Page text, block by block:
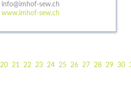
info@imhof-sew.ch
www.imhof-sew.ch
20 21 22 23 24 25 26 27 28 29 30